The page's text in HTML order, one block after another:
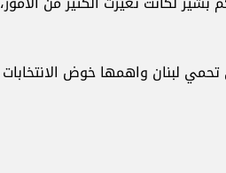
لبنان واهمها خوض الانتخابات